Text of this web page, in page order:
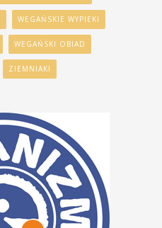
WEGAŃSKIE WYPIEKI
WEGAŃSKI OBIAD
ZIEMNIAKI